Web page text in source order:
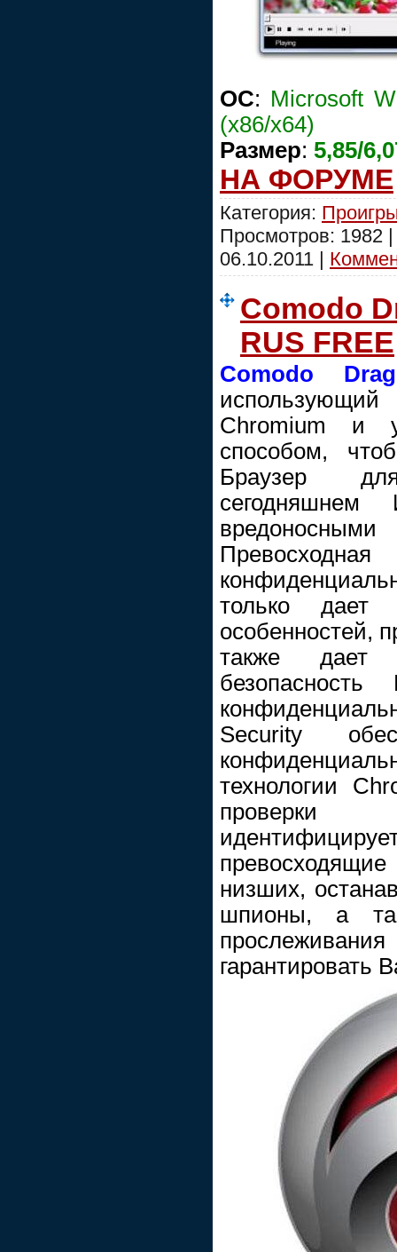
OC: Microsoft
(x86/x64)
Размер: 5,85/
НА ФОРУМЕ
Категория:
Просмотров: 1982
06.10.2011 |
Comodo
RUS FREE
Comodo
Chromium и
способом,
Браузер
сегодняшнем
только дает
особенностей,
также дает
Security
технологии
проверки
низших,
шпионы, а
прослеживания
гарантировать